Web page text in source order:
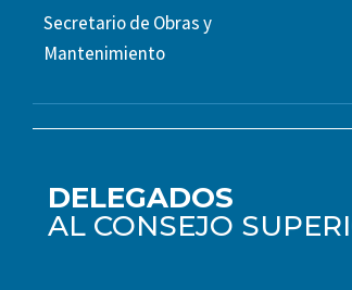
Secretario de Obras y
Mantenimiento
DELEGADOS
AL CONSEJO